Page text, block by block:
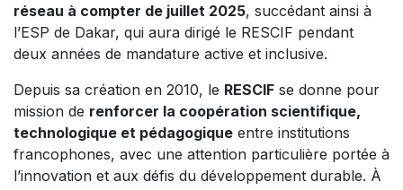
réseau à compter de juillet 2025, succédant ainsi à
l’ESP de Dakar, qui aura dirigé le RESCIF pendant
deux années de mandature active et inclusive.
Depuis sa création en 2010, le RESCIF se donne pour
mission de renforcer la coopération scientifique,
technologique et pédagogique entre institutions
francophones, avec une attention particulière portée à
l’innovation et aux défis du développement durable. À